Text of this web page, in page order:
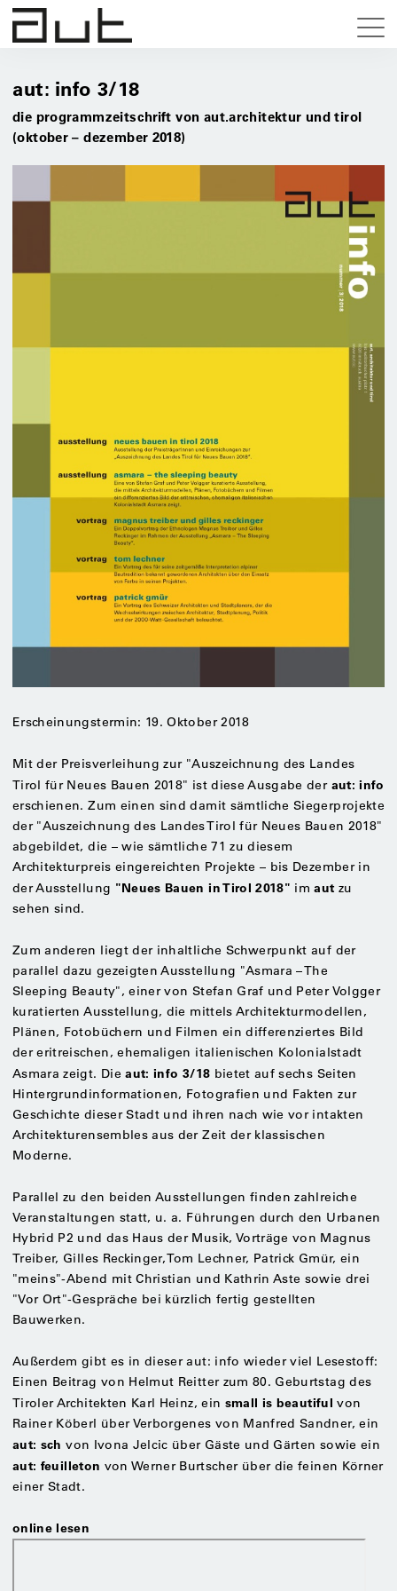
aut: info 3/18
die programmzeitschrift von aut.architektur und tirol
(oktober – dezember 2018)
Erscheinungstermin: 19. Oktober 2018
Mit der Preisverleihung zur "Auszeichnung des Landes
Tirol für Neues Bauen 2018" ist diese Ausgabe der aut: info
erschienen. Zum einen sind damit sämtliche Siegerprojekte
der "Auszeichnung des Landes Tirol für Neues Bauen 2018"
abgebildet, die – wie sämtliche 71 zu diesem
Architekturpreis eingereichten Projekte – bis Dezember in
der Ausstellung "Neues Bauen in Tirol 2018" imautzu
sehen sind.
Zum anderen liegt der inhaltliche Schwerpunkt auf der
parallel dazu gezeigten Ausstellung "Asmara – The
Sleeping Beauty", einer von Stefan Graf und Peter Volgger
kuratierten Ausstellung, die mittels Architekturmodellen,
Plänen, Fotobüchern und Filmen ein differenziertes Bild
der eritreischen, ehemaligen italienischen Kolonialstadt
Asmara zeigt. Dieaut: info 3/18 bietet auf sechs Seiten
Hintergrundinformationen, Fotografien und Fakten zur
Geschichte dieser Stadt und ihren nach wie vor intakten
Architekturensembles aus der Zeit der klassischen
Moderne.
Parallel zu den beiden Ausstellungen finden zahlreiche
Veranstaltungen statt, u. a. Führungen durch den Urbanen
Hybrid P2 und das Haus der Musik, Vorträge von Magnus
Treiber, Gilles Reckinger, Tom Lechner, Patrick Gmür, ein
"meins"-Abend mit Christian und Kathrin Aste sowie drei
"Vor Ort"-Gespräche bei kürzlich fertig gestellten
Bauwerken.
Außerdem gibt es in dieser aut: info wieder viel Lesestoff:
Einen Beitrag von Helmut Reitter zum 80. Geburtstag des
Tiroler Architekten Karl Heinz, ein small is beautifulvon
Rainer Köberl über Verborgenes von Manfred Sandner, ein
aut: schvon Ivona Jelcic über Gäste und Gärten sowie ein
aut: feuilleton von Werner Burtscher über die feinen Körner
einer Stadt.
online lesen